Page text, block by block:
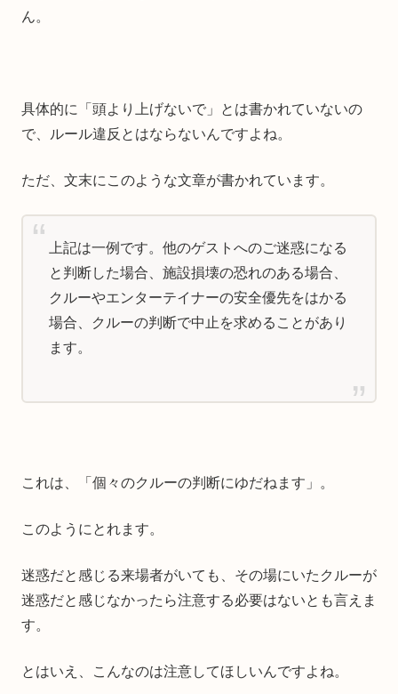
ん。
具体的に「頭より上げないで」とは書かれていないの
で、ルール違反とはならないんですよね。
ただ、文末にこのような文章が書かれています。
上記は一例です。他のゲストへのご迷惑になる
と判断した場合、施設損壊の恐れのある場合、
クルーやエンターテイナーの安全優先をはかる
場合、クルーの判断で中止を求めることがあり
ます。
これは、「個々のクルーの判断にゆだねます」。
このようにとれます。
迷惑だと感じる来場者がいても、その場にいたクルーが
迷惑だと感じなかったら注意する必要はないとも言えま
す。
とはいえ、こんなのは注意してほしいんですよね。